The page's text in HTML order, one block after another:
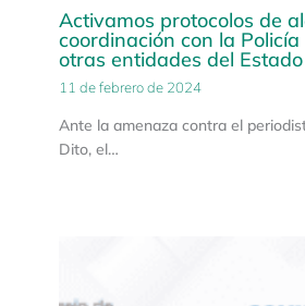
Activamos protocolos de
coordinación con la
otras entidades del Estado
11 de febrero de 2024
Ante la amenaza contra el
Dito, el…